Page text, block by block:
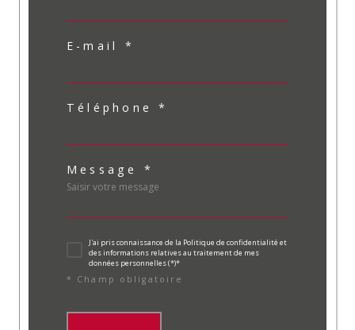
E-mail *
Téléphone *
Message *
J'ai pris connaissance de la Politique de confidentialité et
des informations relatives au traitement de mes
données personnelles (*)*
* Champ obligatoire